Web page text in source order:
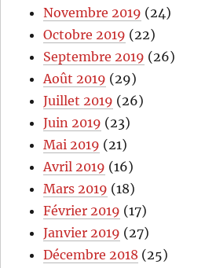
Novembre 2019 (24)
Octobre 2019 (22)
Septembre 2019 (26)
Août 2019 (29)
Juillet 2019 (26)
Juin 2019 (23)
Mai 2019 (21)
Avril 2019 (16)
Mars 2019 (18)
Février 2019 (17)
Janvier 2019 (27)
Décembre 2018 (25)